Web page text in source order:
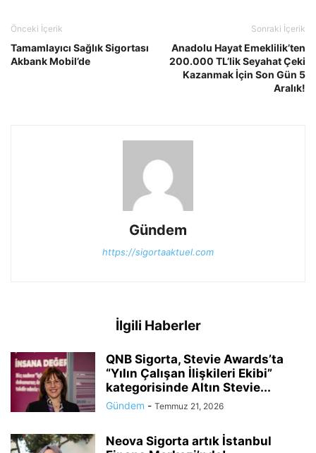
Önceki İçerik
Tamamlayıcı Sağlık Sigortası
Akbank Mobil’de
Sonraki İçerik
Anadolu Hayat Emeklilik’ten
200.000 TL’lik Seyahat Çeki
Kazanmak İçin Son Gün 5
Aralık!
Gündem
https://sigortaaktuel.com
İlgili Haberler
QNB Sigorta, Stevie Awards’ta
“Yılın Çalışan İlişkileri Ekibi”
kategorisinde Altın Stevie...
Gündem - Temmuz 21, 2026
Neova Sigorta artık İstanbul